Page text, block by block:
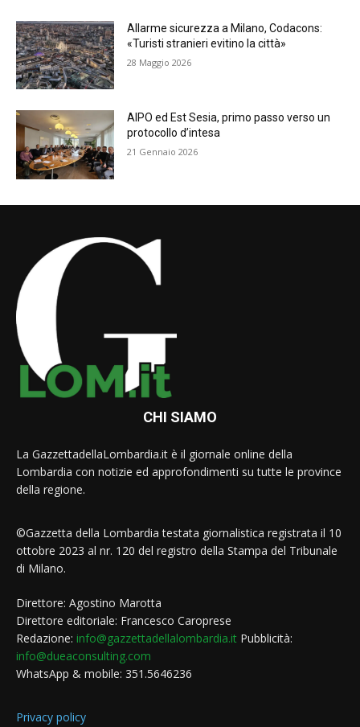
Allarme sicurezza a Milano, Codacons:
«Turisti stranieri evitino la città»
28 Maggio 2026
AIPO ed Est Sesia, primo passo verso un
protocollo d’intesa
21 Gennaio 2026
CHI SIAMO
La GazzettadellaLombardia.it è il giornale online della
Lombardia con notizie ed approfondimenti su tutte le province
della regione.
©Gazzetta della Lombardia testata giornalistica registrata il 10
ottobre 2023 al nr. 120 del registro della Stampa del Tribunale
di Milano.
Direttore: Agostino Marotta
Direttore editoriale: Francesco Caroprese
Redazione: info@gazzettadellalombardia.it Pubblicità:
info@dueaconsulting.com
WhatsApp & mobile: 351.5646236
Privacy policy